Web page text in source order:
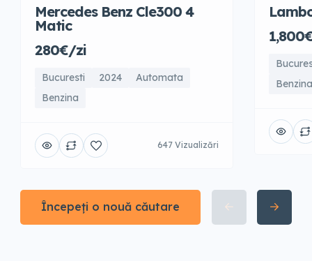
Mercedes Benz Cle300 4
Matic
280€/zi
Bucuresti 2024
Automata
Benzina
647 Vizualizări
Benzina
Începeți o nouă căutare